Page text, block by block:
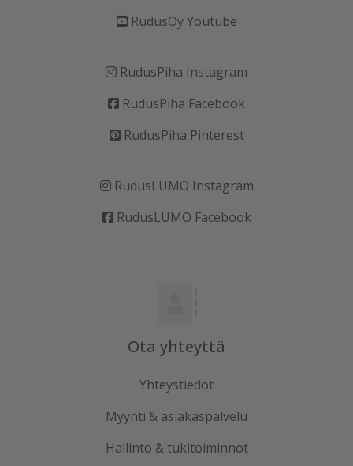
RudusOy Youtube
RudusPiha Instagram
RudusPiha Facebook
RudusPiha Pinterest
RudusLUMO Instagram
RudusLUMO Facebook
Ota yhteyttä
Yhteystiedot
Myynti & asiakaspalvelu
Hallinto & tukitoiminnot